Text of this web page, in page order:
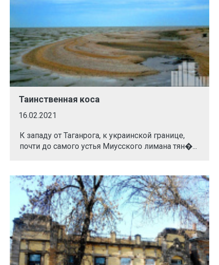
Таинственная коса
16.02.2021
К западу от Таганрога, к украинской границе,
почти до самого устья Миусского лимана тян�...